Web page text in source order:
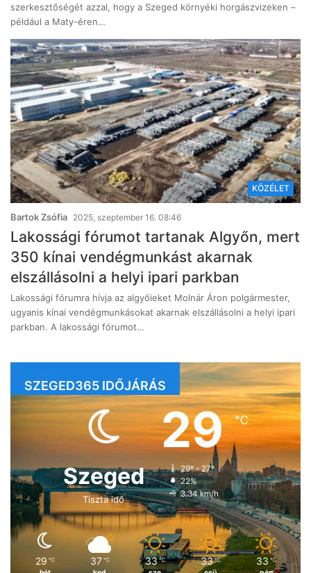
szerkesztőségét azzal, hogy a Szeged környéki horgászvizeken –
például a Maty-éren…
KÖZÉLET
Bartok Zsófia 2025, szeptember 16. 08:46
Lakossági fórumot tartanak Algyőn, mert
350 kínai vendégmunkást akarnak
elszállásolni a helyi ipari parkban
Lakossági fórumra hívja az algyőieket Molnár Áron polgármester,
ugyanis kínai vendégmunkásokat akarnak elszállásolni a helyi ipari
parkban. A lakossági fórumot…
SZEGED365 IDŐJÁRÁS
Szeged
Tiszta idő
29℃
29º - 27º
22%
3.34 km/h
29 ℃ 37 ℃ 33 ℃ 33 ℃ 33 ℃